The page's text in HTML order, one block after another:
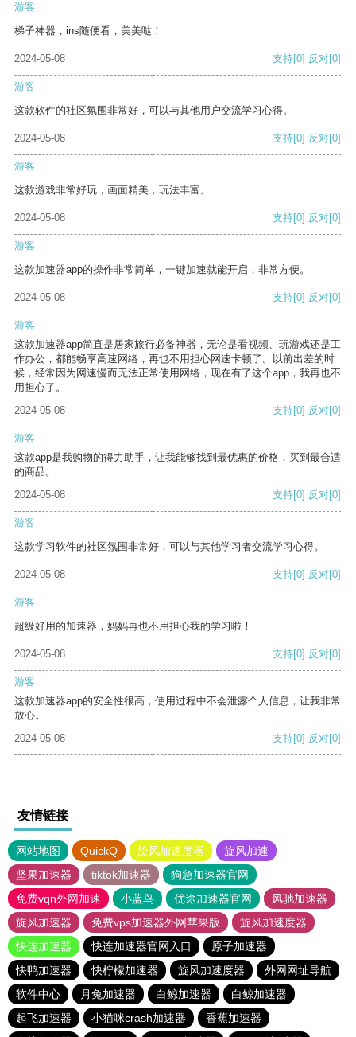
游客
梯子神器，ins随便看，美美哒！
2024-05-08 支持[0] 反对[0]
游客
这款软件的社区氛围非常好，可以与其他用户交流学习心得。
2024-05-08 支持[0] 反对[0]
游客
这款游戏非常好玩，画面精美，玩法丰富。
2024-05-08 支持[0] 反对[0]
游客
这款加速器app的操作非常简单，一键加速就能开启，非常方便。
2024-05-08 支持[0] 反对[0]
游客
这款加速器app简直是居家旅行必备神器，无论是看视频、玩游戏还是工
作办公，都能畅享高速网络，再也不用担心网速卡顿了。以前出差的时
候，经常因为网速慢而无法正常使用网络，现在有了这个app，我再也不
用担心了。
2024-05-08
支持[0] 反对[0]
游客
这款app是我购物的得力助手，让我能够找到最优惠的价格，买到最合适
的商品。
2024-05-08
支持[0] 反对[0]
游客
这款学习软件的社区氛围非常好，可以与其他学习者交流学习心得。
2024-05-08 支持[0] 反对[0]
游客
超级好用的加速器，妈妈再也不用担心我的学习啦！
2024-05-08 支持[0] 反对[0]
游客
这款加速器app的安全性很高，使用过程中不会泄露个人信息，让我非常
放心。
2024-05-08
支持[0] 反对[0]
友情链接
网站地图 QuickQ 旋风加速度器
旋风加速
坚果加速器
tiktok加速器
狗急加速器官网
免费vqn外网加速
小蓝鸟 优途加速器官网
风驰加速器
旋风加速器
免费vps加速器外网苹果版
旋风加速度器
快连加速器
快连加速器官网入口
原子加速器
快鸭加速器
快柠檬加速器 旋风加速度器
外网网址导航
软件中心
月兔加速器 白鲸加速器
白鲸加速器
起飞加速器
小猫咪crash加速器
香蕉加速器